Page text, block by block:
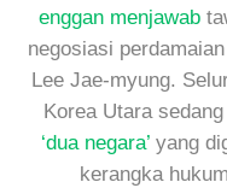
enggan menjawab
negosiasi
Lee Jae-myung.
Korea Utara
‘dua negara’yang
kerangka